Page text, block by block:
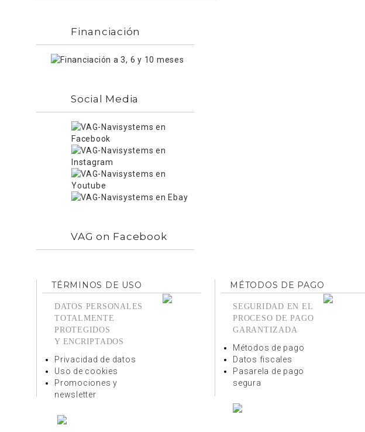
Financiación
Social Media
VAG on Facebook
TÉRMINOS DE USO
DATOS PERSONALES
TOTALMENTE
PROTEGIDOS
Y ENCRIPTADOS
Privacidad de datos
Uso de cookies
Promociones y
newsletter
MÉTODOS DE PAGO
SEGURIDAD EN EL
PROCESO DE PAGO
GARANTIZADA
Métodos de pago
Datos fiscales
Pasarela de pago
segura